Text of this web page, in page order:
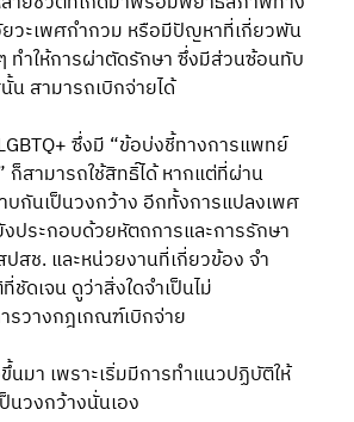
ยวะเพศกำกวม หรือมีปัญหาที่เกี่ยวพัน
ทำให้การผ่าตัดรักษา ซึ่งมีส่วนซ้อนทับ
สามารถเบิกจ่ายได้
ซึ่งมี “ข้อบ่งชี้ทางการแพทย์
ก็สามารถใช้สิทธิ์ได้ หากแต่ที่ผ่าน
บกันเป็นวงกว้าง อีกทั้งการแปลงเพศ
ประกอบด้วยหัตถการและการรักษา
ปสช. และหน่วยงานที่เกี่ยวข้อง จำ
ดเจน ดูว่าสิ่งใดจำเป็นไม่
รวางกฎเกณฑ์เบิกจ่าย
นมา เพราะเริ่มมีการทำแนวปฏิบัติให้
ป็นวงกว้างนั่นเอง